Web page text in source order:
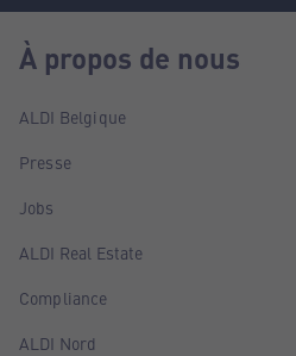
À propos de nous
ALDI Belgique
Presse
Jobs
ALDI Real Estate
Compliance
ALDI Nord